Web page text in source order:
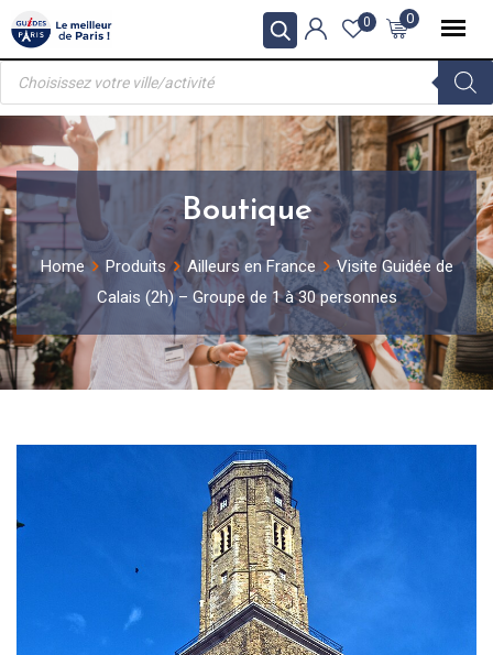
Skip
to
content
0
0
Recherche
produits
Boutique
Home Produits Ailleurs en France
Visite Guidée de
Calais (2h) – Groupe de 1 à 30 personnes